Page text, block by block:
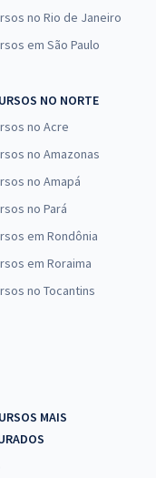
no Rio de Janeiro
em São Paulo
NO NORTE
no Acre
no Amazonas
no Amapá
no Pará
em Rondônia
em Roraima
no Tocantins
MAIS